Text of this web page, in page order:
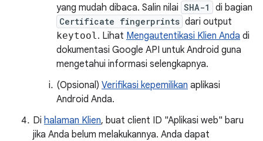
yang mudah dibaca. Salin nilai SHA-1 di bagian
Certificate fingerprints dari output
keytool. Lihat Mengautentikasi Klien Anda di
dokumentasi Google API untuk Android guna
mengetahui informasi selengkapnya.
(Opsional) Verifikasi kepemilikan aplikasi
Android Anda.
Di halaman Klien, buat client ID "Aplikasi web" baru
jika Anda belum melakukannya. Anda dapat